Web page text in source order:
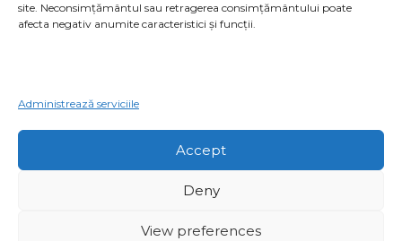
site. Neconsimțământul sau retragerea consimțământului poate
afecta negativ anumite caracteristici și funcții.
Administrează serviciile
Accept
Deny
View preferences
TERMENI LEGALI
S.O.L.
cursul BNR din ziua facturarii + 2%. Preturile